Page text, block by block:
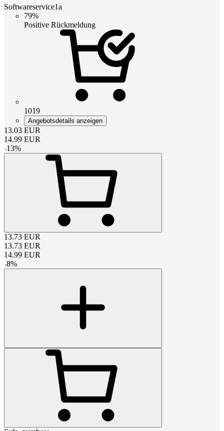
Softwareservice1a
79%
Positive Rückmeldung
1019
Angebotsdetails anzeigen
13.03 EUR
14.99 EUR
-13%
13.73 EUR
13.73 EUR
14.99 EUR
-8%